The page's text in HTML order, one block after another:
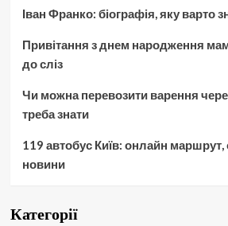
Іван Франко: біографія, яку варто
Привітання з днем народження
до сліз
Чи можна перевозити варення
треба знати
119 автобус Київ: онлайн маршрут,
новини
Категорії